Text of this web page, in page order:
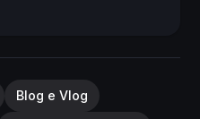
Blog e Vlog